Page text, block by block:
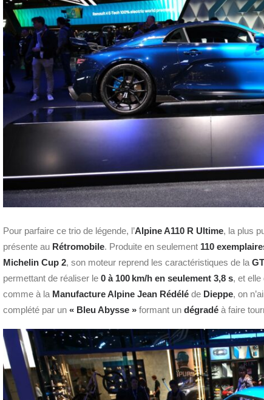
Pour parfaire ce trio de légende, l’Alpine A110 R Ultime, la plus
présente au Rétromobile. Produite en seulement 110
Michelin Cup 2, son moteur reprend les caractéristiques de la
permettant de réaliser le 0 à 100 km/h en seulement 3,8 s, et
comme à la Manufacture Alpine Jean Rédélé de Dieppe, on
complété par un « Bleu Abysse » formant un dégradé à faire